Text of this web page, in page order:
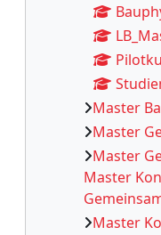
Master
Master
Master
Master
Master